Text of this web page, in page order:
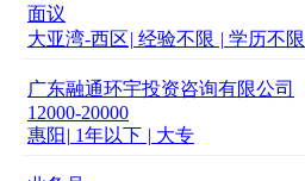
面议
大亚湾-西区| 经验不限 | 学历不限
广东融通环宇投资咨询有限公司
12000-20000
惠阳 | 1年以下 | 大专